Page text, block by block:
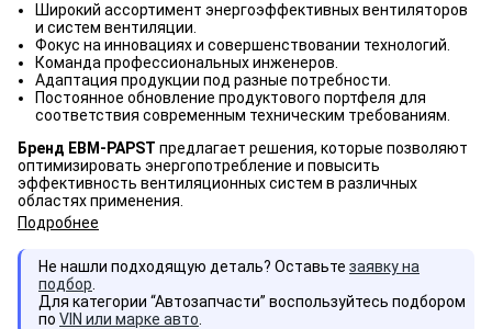
Широкий ассортимент энергоэффективных вентиляторов
и систем вентиляции.
Фокус на инновациях и совершенствовании технологий.
Команда профессиональных инженеров.
Адаптация продукции под разные потребности.
Постоянное обновление продуктового портфеля для
соответствия современным техническим требованиям.
Бренд EBM-PAPST предлагает решения, которые позволяют
оптимизировать энергопотребление и повысить
эффективность вентиляционных систем в различных
областях применения.
Подробнее
Не нашли подходящую деталь? Оставьте заявку на
подбор
Для категории “Автозапчасти” воспользуйтесь подбором
по VIN или марке авто